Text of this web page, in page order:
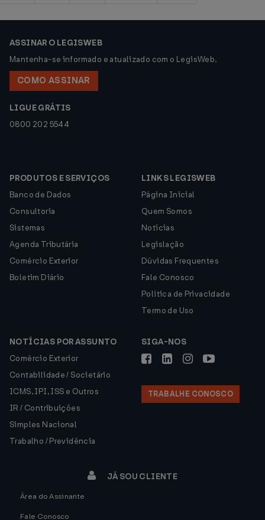
ASSINAR O LEGISWEB
Mantenha-se informado e atualizado com o LegisWeb.
COMO ASSINAR
LIGUE GRÁTIS
0800 202 5544
PRODUTOS E SERVIÇOS
Banco de Dados
Consultoria
Sistemas
Agenda Tributária
Comércio Exterior
Boletim Diário
LINKS LEGISWEB
Página Inicial
Quem Somos
Notícias
Legislação
Dúvidas Frequentes
Fale Conosco
Política de Privacidade
Termo de Uso
NOTÍCIAS POR ASSUNTO
Comércio Exterior
Contabilidade / Societário
ICMS, IPI, ISS e Outros
IR / Contribuições
Simples Nacional
Trabalho / Previdência
SIGA-NOS
TRABALHE CONOSCO
JÁ SOU CLIENTE
Área do Assinante
Fale Conosco